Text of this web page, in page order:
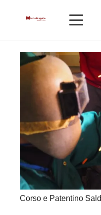
Corso e Patentino